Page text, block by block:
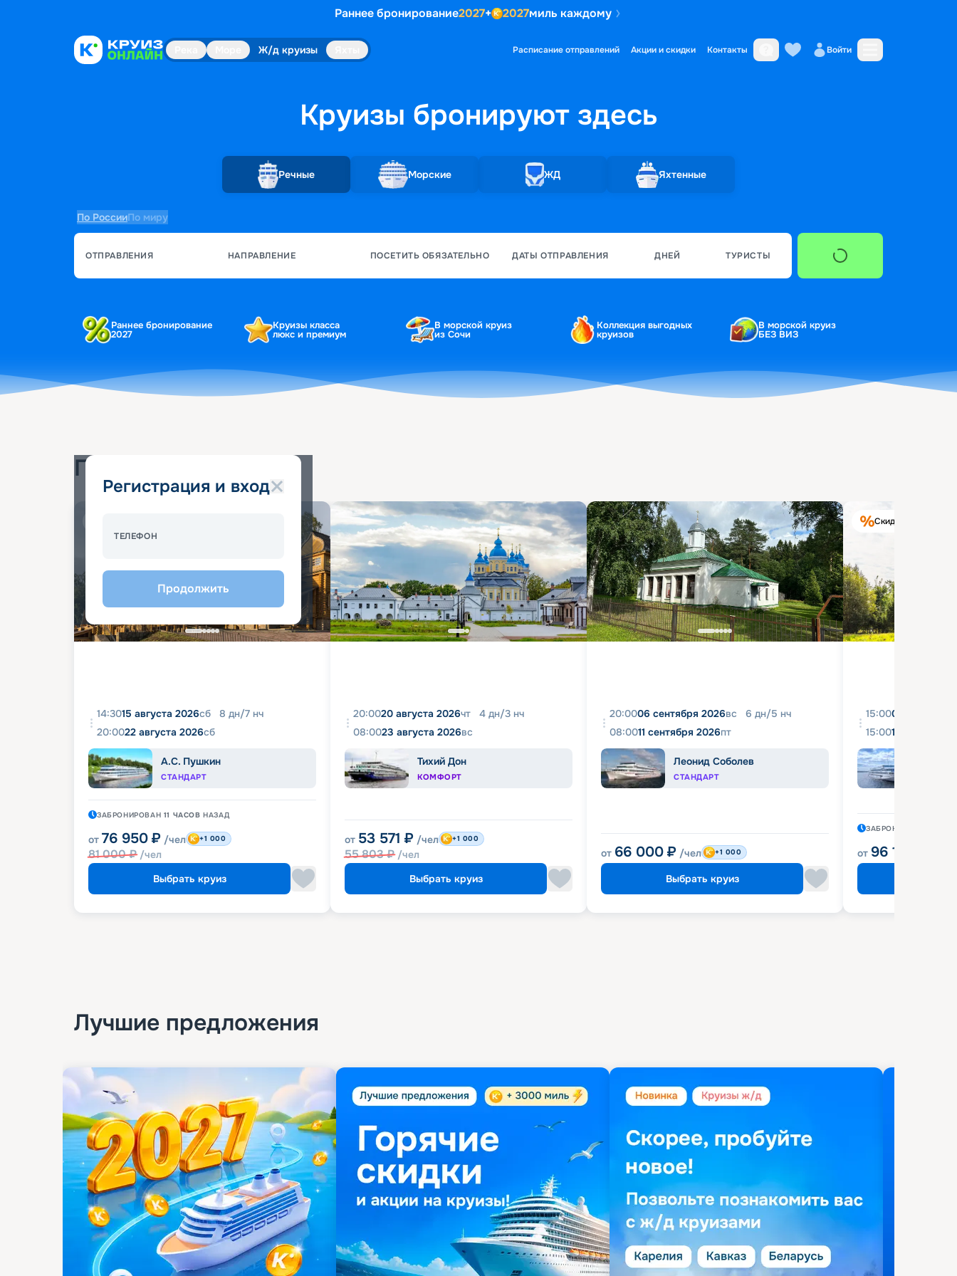
Раннее бронирование2027+ 2027миль каждому
Ж/д круизы Расписание отправлений Акции и скидки Контакты Войти
Круизы бронируютздесь
Речные Морские ЖД Яхтенные
По РоссииПо миру
ОТПРАВЛЕНИЯ НАПРАВЛЕНИЕ ПОСЕТИТЬ ОБЯЗАТЕЛЬНО ДАТЫ ОТПРАВЛЕНИЯ ДНЕЙ ТУРИСТЫ
Раннее бронирование
2027
Круизы класса
люкс и премиум
В морской круиз
из Сочи
Коллекция выгодных
круизов
В морской круиз
БЕЗ ВИЗ
Регистрация и вход
ТЕЛЕФОН
Продолжить
Популярные круизы
14:3015 августа 2026сб 8 дн/7 нч
20:0022 августа 2026сб
А.С. Пушкин
СТАНДАРТ
ЗАБРОНИРОВАН 11 ЧАСОВ НАЗАД
от 76 950 ₽ /чел
81 000₽ /чел
+1 000
Выбрать круиз
20:0020 августа 2026чт 4 дн/3 нч
08:0023 августа 2026вс
Тихий Дон
КОМФОРТ
от 53 571 ₽ /чел
55 803₽ /чел
+1 000
Выбрать круиз
20:0006 сентября 2026вс 6 дн/5 нч
08:0011 сентября 2026пт
Леонид Соболев
СТАНДАРТ
от 66 000 ₽ /чел +1 000
Выбрать круиз
Скидка на круиз
15:0008 августа
15:0018 августа
ЗАБРОНИРОВАН
от 96 120
Лучшие предложения